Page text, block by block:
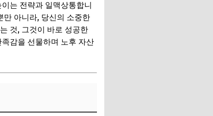
는 전략과 일맥상통합니
만 아니라, 당신의 소중한
것, 그것이 바로 성공한
감을 선물하며 노후 자산